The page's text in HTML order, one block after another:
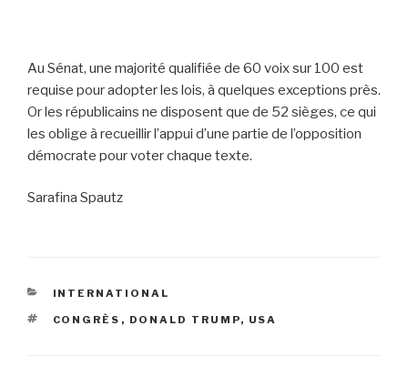
Au Sénat, une majorité qualifiée de 60 voix sur 100 est
requise pour adopter les lois, à quelques exceptions près.
Or les républicains ne disposent que de 52 sièges, ce qui
les oblige à recueillir l’appui d’une partie de l’opposition
démocrate pour voter chaque texte.
Sarafina Spautz
CATÉGORIES
INTERNATIONAL
ÉTIQUETTES
CONGRÈS , DONALD TRUMP, USA